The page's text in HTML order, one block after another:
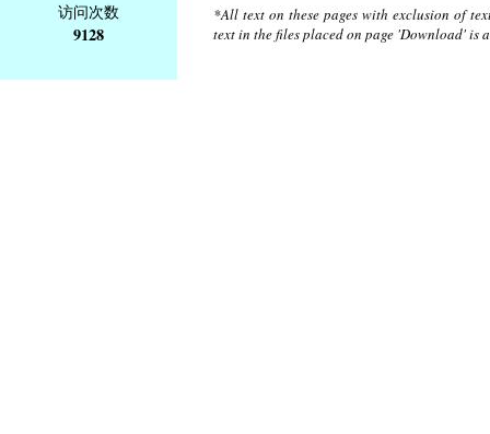
访问次数
9128
*All text on these pages with exclusion of
text in the files placed on page 'Download'